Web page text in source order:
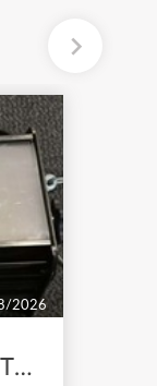
2026
12x Lustr Selador ETC Led 7x colors filtres